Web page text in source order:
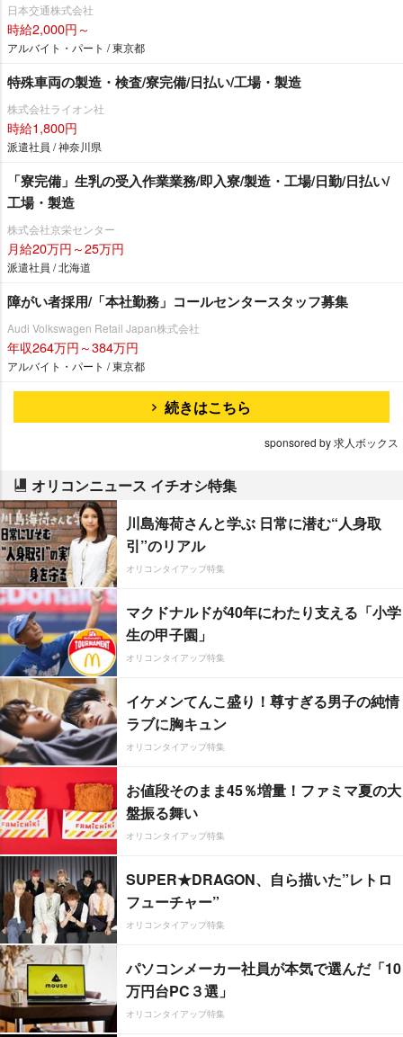
日本交通株式会社
時給2,000円～
アルバイト・パート / 東京都
特殊車両の製造・検査/寮完備/日払い/工場・製造
株式会社ライオン社
時給1,800円
派遣社員 / 神奈川県
「寮完備」生乳の受入作業業務/即入寮/製造・工場/日勤/日払い/
工場・製造
株式会社京栄センター
月給20万円～25万円
派遣社員 / 北海道
障がい者採用/「本社勤務」コールセンタースタッフ募集
Audi Volkswagen Retail Japan株式会社
年収264万円～384万円
アルバイト・パート / 東京都
続きはこちら
sponsored by 求人ボックス
オリコンニュース イチオシ特集
川島海荷さんと学ぶ 日常に潜む“人身取
引”のリアル
オリコンタイアップ特集
マクドナルドが40年にわたり支える「小学
生の甲子園」
オリコンタイアップ特集
イケメンてんこ盛り！尊すぎる男子の純情
ラブに胸キュン
オリコンタイアップ特集
お値段そのまま45％増量！ファミマ夏の大
盤振る舞い
オリコンタイアップ特集
SUPER★DRAGON、自ら描いた”レトロ
フューチャー”
オリコンタイアップ特集
パソコンメーカー社員が本気で選んだ「10
万円台PC３選」
オリコンタイアップ特集